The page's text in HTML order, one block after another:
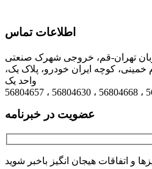
اطلاعات تماس
تهران، کیلومتر 45 اتوبان تهران-قم، خروجی شهرک صنعتی
خمینی، کوچه ایران خودرو، پلاک یک،
واحد یک
عضویت در خبرنامه